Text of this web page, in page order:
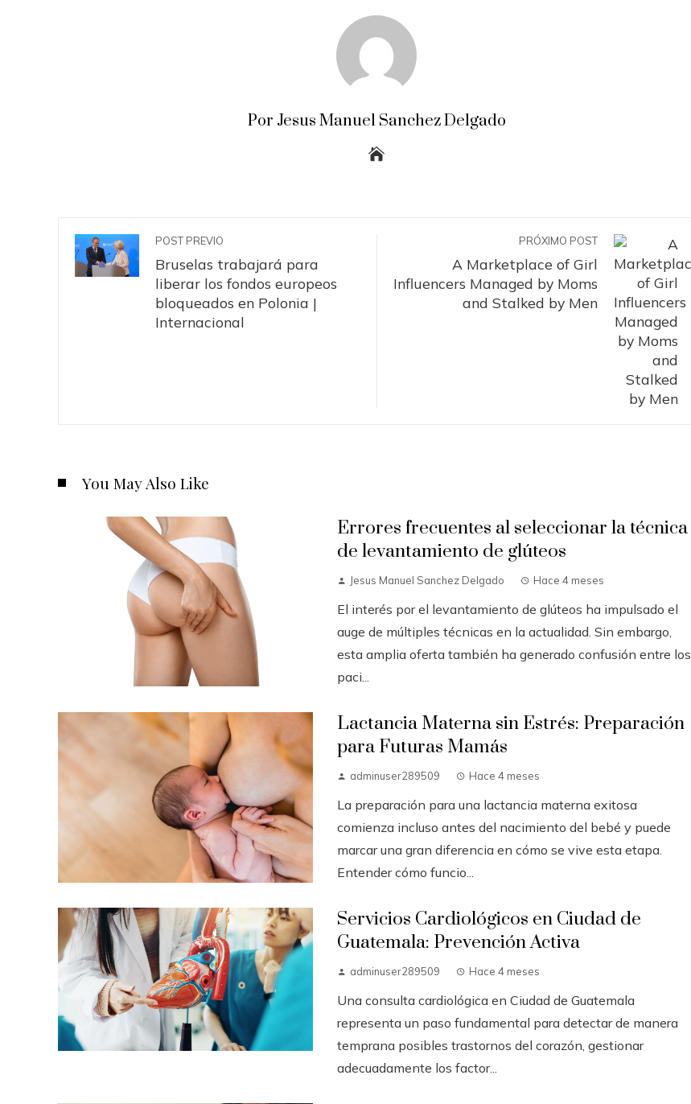
Por Jesus Manuel Sanchez Delgado
POST PREVIO
Bruselas trabajará para
liberar los fondos europeos
bloqueados en Polonia |
Internacional
PRÓXIMO POST
A Marketplace of Girl
Influencers Managed by Moms
and Stalked by Men
You May Also Like
Errores frecuentes al seleccionar la técnica
de levantamiento de glúteos
Jesus Manuel Sanchez Delgado Hace 4 meses
El interés por el levantamiento de glúteos ha impulsado el
auge de múltiples técnicas en la actualidad. Sin embargo,
esta amplia oferta también ha generado confusión entre los
paci...
Lactancia Materna sin Estrés: Preparación
para Futuras Mamás
adminuser289509 Hace 4 meses
La preparación para una lactancia materna exitosa
comienza incluso antes del nacimiento del bebé y puede
marcar una gran diferencia en cómo se vive esta etapa.
Entender cómo funcio...
Servicios Cardiológicos en Ciudad de
Guatemala: Prevención Activa
adminuser289509 Hace 4 meses
Una consulta cardiológica en Ciudad de Guatemala
representa un paso fundamental para detectar de manera
temprana posibles trastornos del corazón, gestionar
adecuadamente los factor...